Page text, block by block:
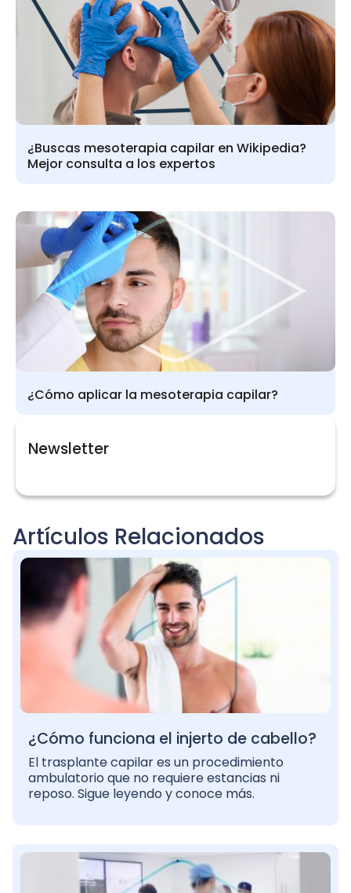
¿Buscas mesoterapia capilar en Wikipedia?
Mejor consulta a los expertos
¿Cómo aplicar la mesoterapia capilar?
Newsletter
Artículos Relacionados
¿Cómo funciona el injerto de cabello?
El trasplante capilar es un procedimiento
ambulatorio que no requiere estancias ni
reposo. Sigue leyendo y conoce más.